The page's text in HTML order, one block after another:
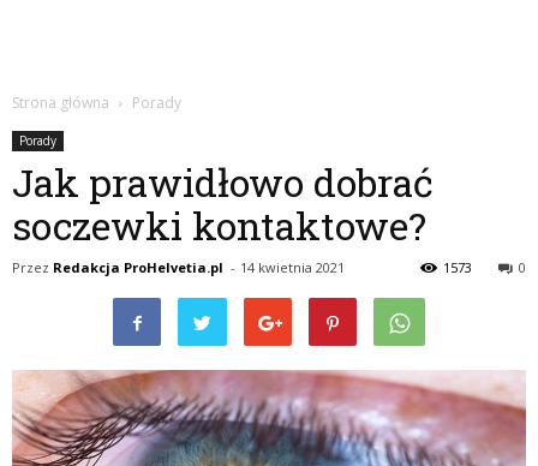
Strona główna Porady
Porady
Jak prawidłowo dobrać
soczewki kontaktowe?
Przez Redakcja ProHelvetia.pl - 14 kwietnia 2021 0
1573